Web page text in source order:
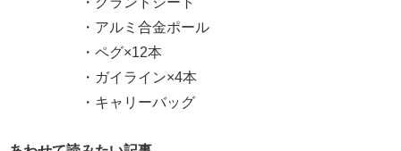
・アルミ合金ポール
・ペグ×12本
・ガイライン×4本
・キャリーバッグ